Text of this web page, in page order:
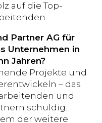
auf die Top-
Partner AG für
Unternehmen in
Jahren?
Projekte und
– das
und
schuldig.
der weitere